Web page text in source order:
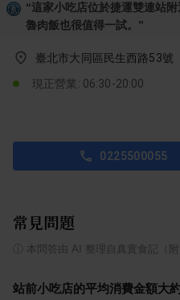
“這家小吃店位於捷運雙連站
魯肉飯也很值得一試。 ”
臺北市大同區民生西路53號
現正營業: 06:30-20:00
0225500055
常見問題
本問答由 AI 整理自真實食記（附
站前小吃店的平均消費金額大